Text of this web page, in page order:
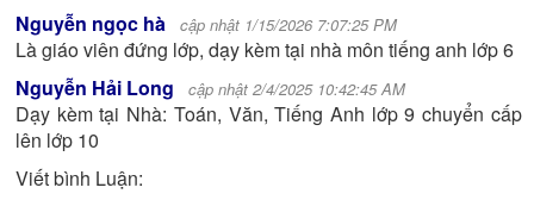
Nguyễn ngọc hà
cập nhật 1/15/2026 7:07:25 PM
Là giáo viên đứng lớp, dạy kèm tại nhà môn tiếng anh lớp 6
Nguyễn Hải Long
cập nhật 2/4/2025 10:42:45 AM
Dạy kèm tại Nhà: Toán, Văn, Tiếng Anh lớp 9 chuyển cấp
lên lớp 10
Viết bình Luận: